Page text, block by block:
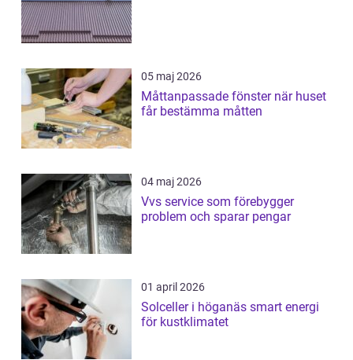
05 maj 2026
Måttanpassade fönster när huset
får bestämma måtten
04 maj 2026
Vvs service som förebygger
problem och sparar pengar
01 april 2026
Solceller i höganäs smart energi
för kustklimatet